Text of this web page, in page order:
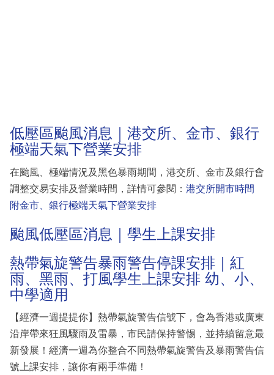
低壓區颱風消息｜港交所、金市、銀行
極端天氣下營業安排
在颱風、極端情況及黑色暴雨期間，港交所、金市及銀行會
調整交易安排及營業時間，詳情可參閱： 港交所開市時間
附金市、銀行極端天氣下營業安排
颱風低壓區消息｜學生上課安排
熱帶氣旋警告暴雨警告停課安排｜紅
雨、黑雨、打風學生上課安排 幼、小、
中學適用
【經濟一週提提你】熱帶氣旋警告信號下，會為香港或廣東
沿岸帶來狂風驟雨及雷暴，市民請保持警惕，並持續留意最
新發展！經濟一週為你整合不同熱帶氣旋警告及暴雨警告信
號上課安排，讓你有兩手準備！